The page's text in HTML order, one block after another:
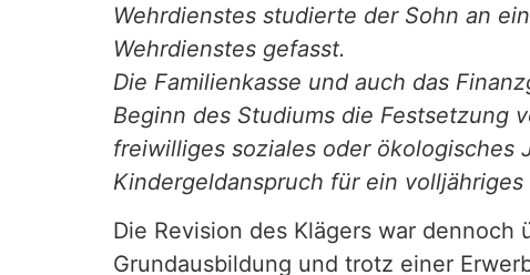
Wehrdienstes studierte der Sohn an
Wehrdienstes gefasst.
Die Familienkasse und auch das
Beginn des Studiums die Festsetzung
freiwilliges soziales oder ökologisches
Kindergeldanspruch für ein
Die Revision des Klägers war
Grundausbildung und trotz einer